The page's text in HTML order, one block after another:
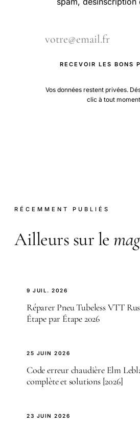
RECEVOIR LES BONS
Vos données restent privées.
clic à tout
RÉCEMMENT PUBLIÉS
Ailleurs sur le
9 JUIL. 2026
Réparer Pneu Tubeless VTT
Étape par Étape 2026
25 JUIN 2026
Code erreur chaudière Elm
complète et solutions [2026]
23 JUIN 2026